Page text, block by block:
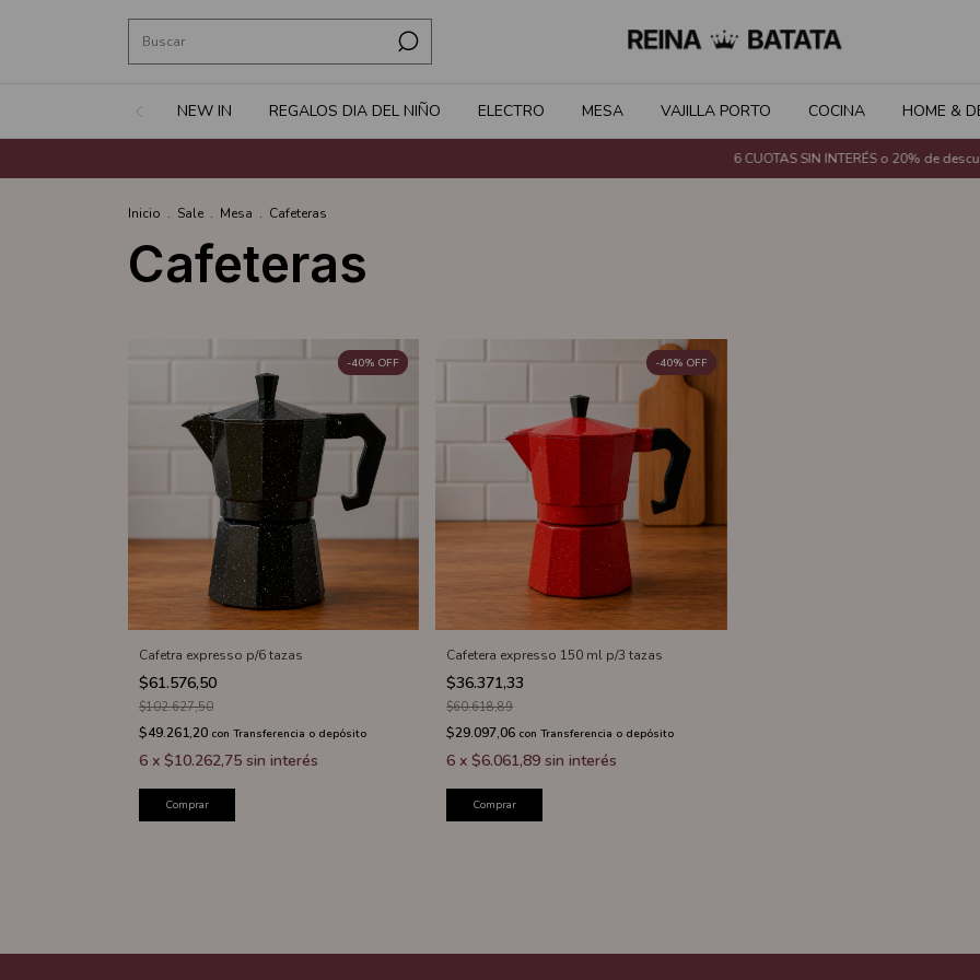
NEW IN REGALOS DIA DEL NIÑO ELECTRO MESA VAJILLA PORTO COCINA HOME &
6 CUOTAS SIN INTERÉS o 20% de
Inicio . Sale . Mesa . Cafeteras
Cafeteras
Cafetra expresso p/6 tazas
$61.576,50
-40% OFF
$102.627,50
$49.261,20 con Transferencia o depósito
6 x $10.262,75 sin interés
Comprar
Cafetera expresso 150 ml p/3 tazas
$36.371,33
-40% OFF
$60.618,89
$29.097,06 con Transferencia o depósito
6 x$6.061,89 sin interés
Comprar